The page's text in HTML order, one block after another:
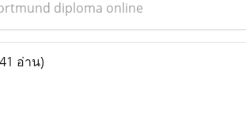
diploma online
อ่าน)